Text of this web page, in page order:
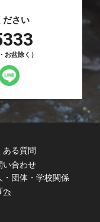
ださい
お盆除く）
ある質問
い合わせ
・団体・学校関係
へ
ム